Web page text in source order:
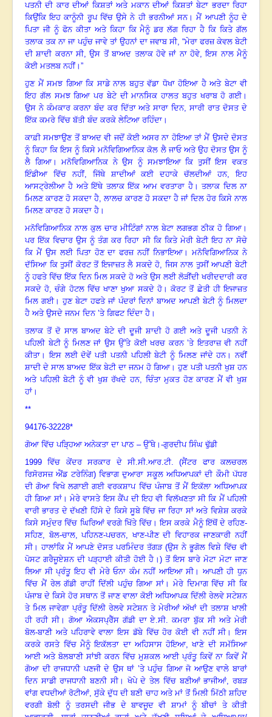
ਪਤਨੀ ਦੀ ਕਾਰ ਦੀਆਂ ਕਿਸ਼ਤਾਂ ਅਤੇ ਮਕਾਨ ਦੀਆਂ ਕਿਸ਼ਤਾਂ ਬੇਟਾ ਭਰਦਾ ਰਿਹਾ
ਕਿਉਂਕਿ ਇਹ ਕਾਨੂੰਨੀ ਰੂਪ ਵਿੱਚ ਉਸੇ ਨੇ ਹੀ ਭਰਨੀਆਂ ਸਨ।ਮੈਂ ਆਪਣੀ ਨੂੰਹ ਦੇ
ਪਿਤਾ ਜੀ ਨੂੰ ਫੋਨ ਕੀਤਾ ਅਤੇ ਕਿਹਾ ਕਿ ਮੈਨੂੰ ਡਰ ਲੱਗ ਰਿਹਾ ਹੈ ਕਿ ਕਿਤੇ ਗੱਲ
ਤਲਾਕ ਤਕ ਨਾ ਜਾ ਪਹੁੰਚ ਜਾਵੇ ਤਾਂ ਉਹਨਾਂ ਦਾ ਜਵਾਬ ਸੀ, “ਮੇਰਾ ਫਰਜ਼ ਕੇਵਲ ਬੇਟੀ
ਦੀ ਸ਼ਾਦੀ ਕਰਨਾ ਸੀ, ਉਸ ਤੋਂ ਬਾਅਦ ਤਲਾਕ ਹੋਵੇ ਜਾਂ ਨਾ ਹੋਵੇ, ਇਸ ਨਾਲ ਮੈਨੂੰ
ਕੋਈ ਮਤਲਬ ਨਹੀਂ।”
ਹੁਣ ਮੈਂ ਸਮਝ ਗਿਆ ਕਿ ਸਾਡੇ ਨਾਲ ਬਹੁਤ ਵੱਡਾ ਧੋਖਾ ਹੋਇਆ ਹੈ ਅਤੇ ਬੇਟਾ ਵੀ
ਇਹ ਗੱਲ ਸਮਝ ਗਿਆ ਪਰ ਬੇਟੇ ਦੀ ਮਾਨਸਿਕ ਹਾਲਤ ਬਹੁਤ ਖਰਾਬ ਹੋ ਗਈ।
ਉਸ ਨੇ ਕੰਮਕਾਰ ਕਰਨਾ ਬੰਦ ਕਰ ਦਿੱਤਾ ਅਤੇ ਸਾਰਾ ਦਿਨ,ਸਾਰੀ ਰਾਤ ਦੋਸਤ ਦੇ
ਇੱਕ ਕਮਰੇ ਵਿੱਚ ਬੱਤੀ ਬੰਦ ਕਰਕੇ ਲੇਟਿਆ ਰਹਿੰਦਾ ।
ਕਾਫ਼ੀ ਸਮਝਾਉਣ ਤੋਂ ਬਾਅਦ ਵੀ ਜਦੋਂ ਕੋਈ ਅਸਰ ਨਾ ਹੋਇਆ ਤਾਂ ਮੈਂ ਉਸਦੇ ਦੋਸਤ
ਨੂੰ ਕਿਹਾ ਕਿ ਇਸ ਨੂੰ ਕਿਸੇ ਮਨੋਵਿਗਿਆਨਿਕ ਕੋਲ ਲੈ ਜਾਓ ਅਤੇ ਉਹ ਦੋਸਤ ਉਸ ਨੂੰ
ਲੈ ਗਿਆ।ਮਨੋਵਿਗਿਆਨਿਕ ਨੇ ਉਸ ਨੂੰ ਸਮਝਾਇਆ ਕਿ ਤੁਸੀਂ ਇਸ ਵਕਤ
ਇੰਡੀਆ ਵਿੱਚ ਨਹੀਂ, ਜਿੱਥੇ ਸ਼ਾਦੀਆਂ ਕਈ ਦਹਾਕੇ ਚੱਲਦੀਆਂ ਹਨ,ਇਹ
ਆਸਟ੍ਰੇਲੀਆ ਹੈ ਅਤੇ ਇੱਥੇ ਤਲਾਕ ਇੱਕ ਆਮ ਵਰਤਾਰਾ ਹੈ। ਤਲਾਕ ਦਿਲ ਨਾ
ਮਿਲਣ ਕਾਰਣ ਹੋ ਸਕਦਾ ਹੈ, ਲਾਲਚ ਕਾਰਣ ਹੋ ਸਕਦਾ ਹੈ ਜਾਂ ਦਿਲ ਹੋਰ ਕਿਸੇ ਨਾਲ
ਮਿਲਣ ਕਾਰਣ ਹੋ ਸਕਦਾ ਹੈ ।
ਮਨੋਵਿਗਿਆਨਿਕ ਨਾਲ ਕੁਲ ਚਾਰ ਮੀਟਿੰਗਾਂ ਨਾਲ ਬੇਟਾ ਲਗਭਗ ਠੀਕ ਹੋ ਗਿਆ।
ਪਰ ਇੱਕ ਵਿਚਾਰ ਉਸ ਨੂੰ ਤੰਗ ਕਰ ਰਿਹਾ ਸੀ ਕਿ ਕਿਤੇ ਮੇਰੀ ਬੇਟੀ ਇਹ ਨਾ ਸੋਚੇ
ਕਿ ਮੈਂ ਉਸ ਲਈ ਪਿਤਾ ਹੋਣ ਦਾ ਫਰਜ਼ ਨਹੀਂ ਨਿਭਾਇਆ।ਮਨੋਵਿਗਿਆਨਿਕ ਨੇ
ਦੱਸਿਆ ਕਿ ਤੁਸੀਂ ਕੋਰਟ ਤੋਂ ਇਜਾਜ਼ਤ ਲੈ ਸਕਦੇ ਹੋ, ਜਿਸ ਨਾਲ ਤੁਸੀਂ ਆਪਣੀ ਬੇਟੀ
ਨੂੰ ਹਫਤੇ ਵਿੱਚ ਇੱਕ ਦਿਨ ਮਿਲ ਸਕਦੇ ਹੋ ਅਤੇ ਉਸ ਲਈ ਲੋੜੀਂਦੀ ਖਰੀਦਦਾਰੀ ਕਰ
ਸਕਦੇ ਹੋ,ਚੰਗੇ ਹੋਟਲ ਵਿੱਚ ਖਾਣਾ ਖੁਆ ਸਕਦੇ ਹੋ।ਕੋਰਟ ਤੋਂ ਛੇਤੀ ਹੀ ਇਜਾਜ਼ਤ
ਮਿਲ ਗਈ। ਹੁਣ ਬੇਟਾ ਹਫਤੇ ਜਾਂ ਪੰਦਰਾਂ ਦਿਨਾਂ ਬਾਅਦ ਆਪਣੀ ਬੇਟੀ ਨੂੰ ਮਿਲਦਾ
ਹੈ ਅਤੇ ਉਸਦੇ ਜਨਮ ਦਿਨ ’ਤੇ ਗਿਫਟ ਦਿੰਦਾ ਹੈ ।
ਤਲਾਕ ਤੋਂ ਦੋ ਸਾਲ ਬਾਅਦ ਬੇਟੇ ਦੀ ਦੂਜੀ ਸ਼ਾਦੀ ਹੋ ਗਈ ਅਤੇ ਦੂਜੀ ਪਤਨੀ ਨੇ
ਪਹਿਲੀ ਬੇਟੀ ਨੂੰ ਮਿਲਣ ਜਾਂ ਉਸ ਉੱਤੇ ਕੋਈ ਖਰਚ ਕਰਨ ’ਤੇ ਇਤਰਾਜ਼ ਵੀ ਨਹੀਂ
ਕੀਤਾ ।ਇਸ ਲਈ ਦੋਵੇਂ ਪਤੀ ਪਤਨੀ ਪਹਿਲੀ ਬੇਟੀ ਨੂੰ ਮਿਲਣ ਜਾਂਦੇ ਹਨ। ਨਵੀਂ
ਸ਼ਾਦੀ ਦੇ ਸਾਲ ਬਾਅਦ ਇੱਕ ਬੇਟੀ ਦਾ ਜਨਮ ਹੋ ਗਿਆ।ਹੁਣ ਪਤੀ ਪਤਨੀ ਖੁਸ਼ ਹਨ
ਅਤੇ ਪਹਿਲੀ ਬੇਟੀ ਨੂੰ ਵੀ ਖੁਸ਼ ਰੱਖਦੇ ਹਨ, ਚਿੰਤਾ ਮੁਕਤ ਹੋਣ ਕਾਰਣ ਮੈਂ ਵੀ ਖੁਸ਼
ਹਾਂ ।
**
94176-32228*
ਗੋਆ ਵਿੱਚ ਪੜ੍ਹਿਆ ਅਨੇਕਤਾ ਦਾ ਪਾਠ – ਉੱਥੇ।-ਗੁਰਦੀਪ ਸਿੰਘ ਢੁੱਡੀ
1999 ਵਿੱਚ ਕੇਂਦਰ ਸਰਕਾਰ ਦੇ ਸੀ.ਸੀ.ਆਰ.ਟੀ. (ਸੈਂਟਰ ਫਾਰ ਕਲਚਰਲ
ਰਿਸੋਰਸਜ਼ ਐਂਡ ਟਰੇਨਿੰਗ) ਵਿਭਾਗ ਦੁਆਰਾ ਸਕੂਲ ਅਧਿਆਪਕਾਂ ਦੀ ਕੌਮੀ ਪੱਧਰ
ਦੀ ਗੋਆ ਵਿਖੇ ਲਗਾਈ ਗਈ ਵਰਕਸ਼ਾਪ ਵਿੱਚ ਪੰਜਾਬ ਤੋਂ ਮੈਂ ਇਕੱਲਾ ਅਧਿਆਪਕ
ਹੀ ਗਿਆ ਸਾਂ।ਮੇਰੇ ਵਾਸਤੇ ਇਸ ਕੈਂਪ ਦੀ ਇਹ ਵੀ ਵਿਲੱਖਣਤਾ ਸੀ ਕਿ ਮੈਂ ਪਹਿਲੀ
ਵਾਰੀ ਭਾਰਤ ਦੇ ਦੱਖਣੀ ਹਿੱਸੇ ਦੇ ਕਿਸੇ ਸੂਬੇ ਵਿੱਚ ਜਾ ਰਿਹਾ ਸਾਂ ਅਤੇ ਵਿਸ਼ੇਸ਼ ਕਰਕੇ
ਕਿਸੇ ਸਮੁੰਦਰ ਵਿੱਚ ਘਿਰਿਆਂ ਵਰਗੇ ਖਿੱਤੇ ਵਿੱਚ ।ਇਸ ਕਰਕੇ ਮੈਨੂੰ ਇੱਥੋਂ ਦੇ ਰਹਿਣ-
ਸਹਿਣ, ਬੋਲ-ਚਾਲ, ਪਹਿਨਣ-ਪਚਰਨ, ਖਾਣ-ਪੀਣ ਦੀ ਵਿਹਾਰਕ ਜਾਣਕਾਰੀ ਨਹੀਂ
ਸੀ। ਹਾਲਾਂਕਿ ਮੈਂ ਆਪਣੇ ਦੋਸਤ ਪਰਮਿੰਦਰ ਤੱਗੜ (ਉਸ ਨੇ ਭੂਗੋਲ ਵਿਸ਼ੇ ਵਿੱਚ ਵੀ
ਪੋਸਟ ਗਰੈਜੂਏਸ਼ਨ ਦੀ ਪੜ੍ਹਾਈ ਕੀਤੀ ਹੋਈ ਹੈ ।) ਤੋਂ ਇਸ ਬਾਰੇ ਮੋਟਾ ਮੋਟਾ ਜਾਣ
ਲਿਆ ਸੀ ਪ੍ਰੰਤੂ ਇਹ ਵੀ ਮੇਰੇ ਓਨਾ ਕੰਮ ਨਹੀਂ ਆਇਆ ਸੀ। ਆਪਣੀ ਹੀ ਧੁਨ
ਵਿੱਚ ਮੈਂ ਰੇਲ ਗੱਡੀ ਰਾਹੀਂ ਦਿੱਲੀ ਪਹੁੰਚ ਗਿਆ ਸਾਂ । ਮੇਰੇ ਦਿਮਾਗ ਵਿੱਚ ਸੀ ਕਿ
ਪੰਜਾਬ ਦੇ ਕਿਸੇ ਹੋਰ ਸਥਾਨ ਤੋਂ ਜਾਣ ਵਾਲਾ ਕੋਈ ਅਧਿਆਪਕ ਦਿੱਲੀ ਰੇਲਵੇ ਸਟੇਸ਼ਨ
ਤੇ ਮਿਲ ਜਾਵੇਗਾ ਪ੍ਰੰਤੂ ਦਿੱਲੀ ਰੇਲਵੇ ਸਟੇਸ਼ਨ ਤੇ ਮੇਰੀਆਂ ਅੱਖਾਂ ਦੀ ਤਲਾਸ਼ ਖਾਲੀ
ਹੀ ਰਹੀ ਸੀ। ਗੋਆ ਐਕਸਪ੍ਰੈੱਸ ਗੱਡੀ ਦਾ ਏ.ਸੀ. ਕਮਰਾ ਬੁੱਕ ਸੀ ਅਤੇ ਮੇਰੀ
ਬੋਲ-ਬਾਣੀ ਅਤੇ ਪਹਿਰਾਵੇ ਵਾਲਾ ਇਸ ਡੱਬੇ ਵਿੱਚ ਹੋਰ ਕੋਈ ਵੀ ਨਹੀਂ ਸੀ।ਇਸ
ਕਰਕੇ ਰਸਤੇ ਵਿੱਚ ਮੈਨੂੰ ਇਕੱਲਤਾ ਦਾ ਅਹਿਸਾਸ ਹੋਇਆ, ਖਾਣੇ ਦੀ ਸਮੱਸਿਆ
ਆਈ ਅਤੇ ਬੋਲਬਾਣੀ ਸਾਂਝੀ ਕਰਨ ਵਿੱਚ ਮੁਸ਼ਕਲ ਆਈ ਪ੍ਰੰਤੂ ਕਿਵੇਂ ਨਾ ਕਿਵੇਂ ਮੈਂ
ਗੋਆ ਦੀ ਰਾਜਧਾਨੀ ਪਣਜੀ ਦੇ ਉਸ ਥਾਂ ’ਤੇ ਪਹੁੰਚ ਗਿਆ ਜੋ ਆਉਣ ਵਾਲੇ ਬਾਰਾਂ
ਦਿਨ ਸਾਡੀ ਰਾਜਧਾਨੀ ਬਣਨੀ ਸੀ। ਖੋਪੇ ਦੇ ਤੇਲ ਵਿੱਚ ਬਣੀਆਂ ਭਾਜੀਆਂ, ਰਬੜ
ਵਾਂਗ ਵਧਦੀਆਂ ਰੋਟੀਆਂ, ਸੁੱਕੇ ਦੁੱਧ ਦੀ ਬਣੀ ਚਾਹ ਅਤੇ ਮਾਂ ਤੋਂ ਮਿਲੀ ਮਿੱਠੀ ਸ਼ਹਿਦ
ਵਰਗੀ ਬੋਲੀ ਨੂੰ ਤਰਸਦੀ ਜੀਭ ਦੇ ਬਾਵਜੂਦ ਵੀ ਸ਼ਾਮਾਂ ਨੂੰ ਬੀਚਾਂ ਤੇ ਕੀਤੀ